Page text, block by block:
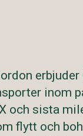
erbjuder
inom
och sista
flytt och